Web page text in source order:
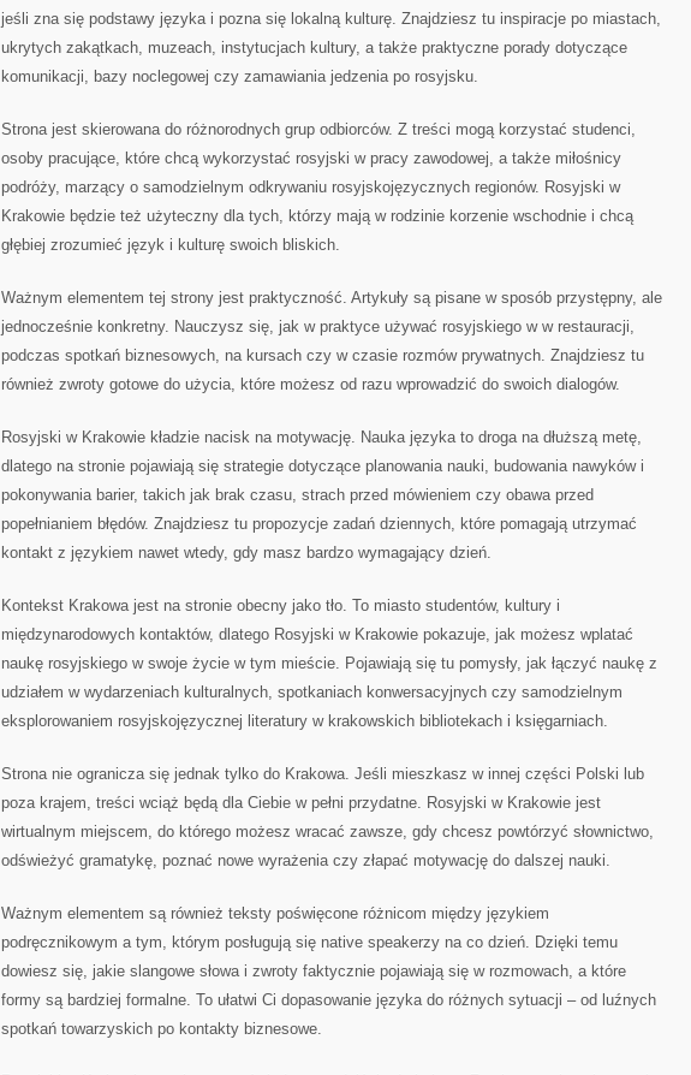
jeśli zna się podstawy języka i pozna się lokalną kulturę. Znajdziesz tu inspiracje po miastach,
ukrytych zakątkach, muzeach, instytucjach kultury, a także praktyczne porady dotyczące
komunikacji, bazy noclegowej czy zamawiania jedzenia po rosyjsku.
Strona jest skierowana do różnorodnych grup odbiorców. Z treści mogą korzystać studenci,
osoby pracujące, które chcą wykorzystać rosyjski w pracy zawodowej, a także miłośnicy
podróży, marzący o samodzielnym odkrywaniu rosyjskojęzycznych regionów. Rosyjski w
Krakowie będzie też użyteczny dla tych, którzy mają w rodzinie korzenie wschodnie i chcą
głębiej zrozumieć język i kulturę swoich bliskich.
Ważnym elementem tej strony jest praktyczność. Artykuły są pisane w sposób przystępny, ale
jednocześnie konkretny. Nauczysz się, jak w praktyce używać rosyjskiego w w restauracji,
podczas spotkań biznesowych, na kursach czy w czasie rozmów prywatnych. Znajdziesz tu
również zwroty gotowe do użycia, które możesz od razu wprowadzić do swoich dialogów.
Rosyjski w Krakowie kładzie nacisk na motywację. Nauka języka to droga na dłuższą metę,
dlatego na stronie pojawiają się strategie dotyczące planowania nauki, budowania nawyków i
pokonywania barier, takich jak brak czasu, strach przed mówieniem czy obawa przed
popełnianiem błędów. Znajdziesz tu propozycje zadań dziennych, które pomagają utrzymać
kontakt z językiem nawet wtedy, gdy masz bardzo wymagający dzień.
Kontekst Krakowa jest na stronie obecny jako tło. To miasto studentów, kultury i
międzynarodowych kontaktów, dlatego Rosyjski w Krakowie pokazuje, jak możesz wplatać
naukę rosyjskiego w swoje życie w tym mieście. Pojawiają się tu pomysły, jak łączyć naukę z
udziałem w wydarzeniach kulturalnych, spotkaniach konwersacyjnych czy samodzielnym
eksplorowaniem rosyjskojęzycznej literatury w krakowskich bibliotekach i księgarniach.
Strona nie ogranicza się jednak tylko do Krakowa. Jeśli mieszkasz w innej części Polski lub
poza krajem, treści wciąż będą dla Ciebie w pełni przydatne. Rosyjski w Krakowie jest
wirtualnym miejscem, do którego możesz wracać zawsze, gdy chcesz powtórzyć słownictwo,
odświeżyć gramatykę, poznać nowe wyrażenia czy złapać motywację do dalszej nauki.
Ważnym elementem są również teksty poświęcone różnicom między językiem
podręcznikowym a tym, którym posługują się native speakerzy na co dzień. Dzięki temu
dowiesz się, jakie slangowe słowa i zwroty faktycznie pojawiają się w rozmowach, a które
formy są bardziej formalne. To ułatwi Ci dopasowanie języka do różnych sytuacji – od luźnych
spotkań towarzyskich po kontakty biznesowe.